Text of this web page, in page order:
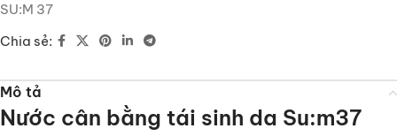
SU:M 37
Chia sẻ:
Mô tả
Nước cân bằng tái sinh da Su:m37